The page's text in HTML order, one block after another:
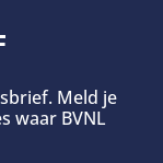
Meld je
waar BVNL